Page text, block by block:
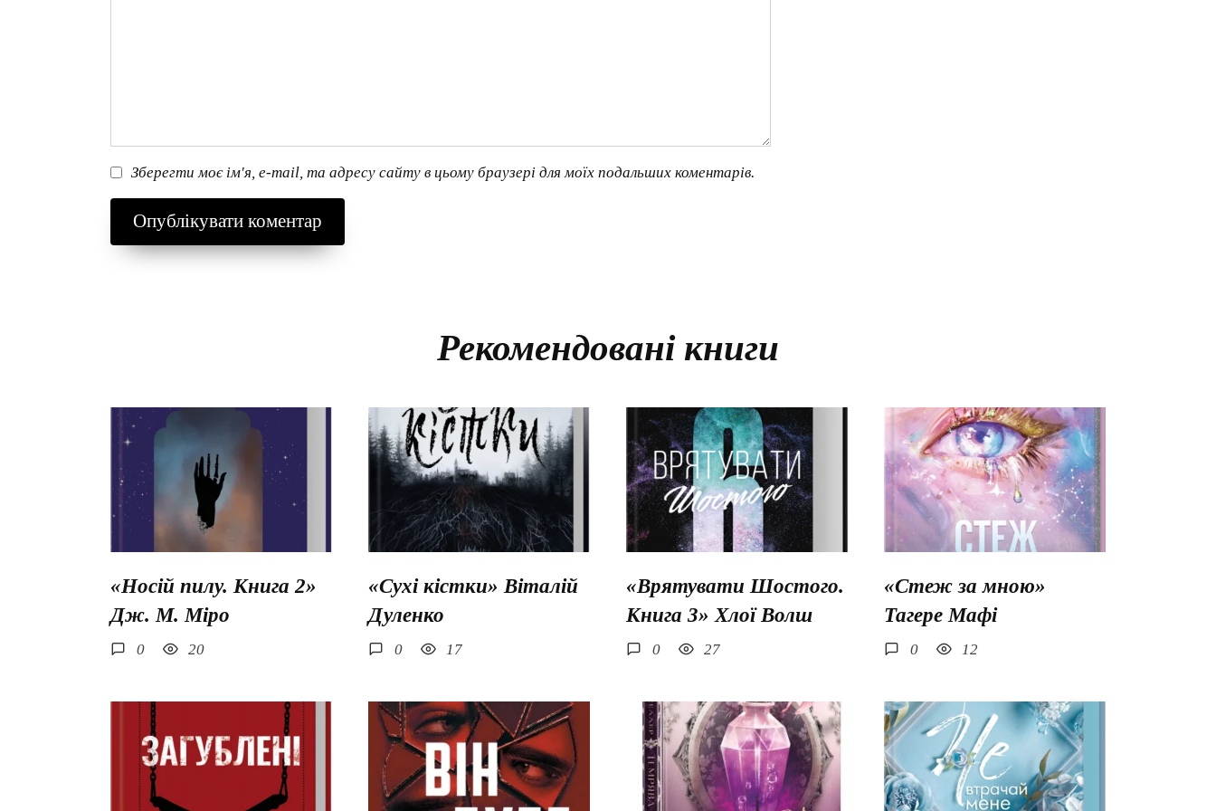
Зберегти моє ім'я, e-mail, та адресу сайту в цьому браузері для моїх подальших коментарів.
Рекомендовані книги
«Носій пилу. Книга 2»
Дж. М. Міро
0 20
«Сухі кістки» Віталій
Дуленко
0 17
«Врятувати Шостого.
Книга 3» Хлої Волш
0 27
«Стеж за мною»
Тагере Мафі
0 12